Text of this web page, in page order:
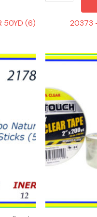
50YD (6) 20373
21915
TAPE
CLEAR
200YD
quantity